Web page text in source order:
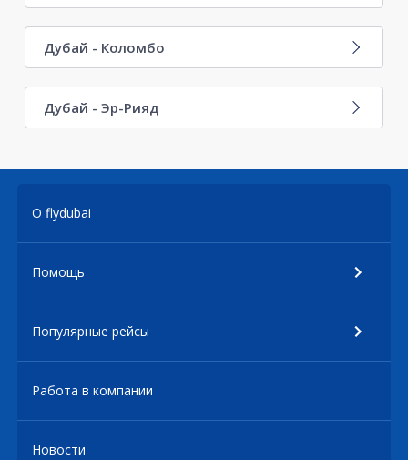
Дубай - Коломбо
Дубай - Эр-Рияд
О flydubai
Помощь
Популярные рейсы
Работа в компании
Новости